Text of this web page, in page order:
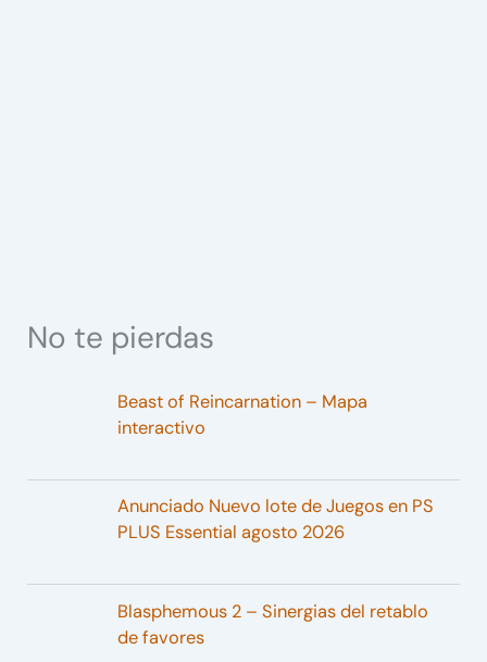
No te pierdas
Beast of Reincarnation – Mapa
interactivo
Anunciado Nuevo lote de Juegos en PS
PLUS Essential agosto 2026
Blasphemous 2 – Sinergias del retablo
de favores